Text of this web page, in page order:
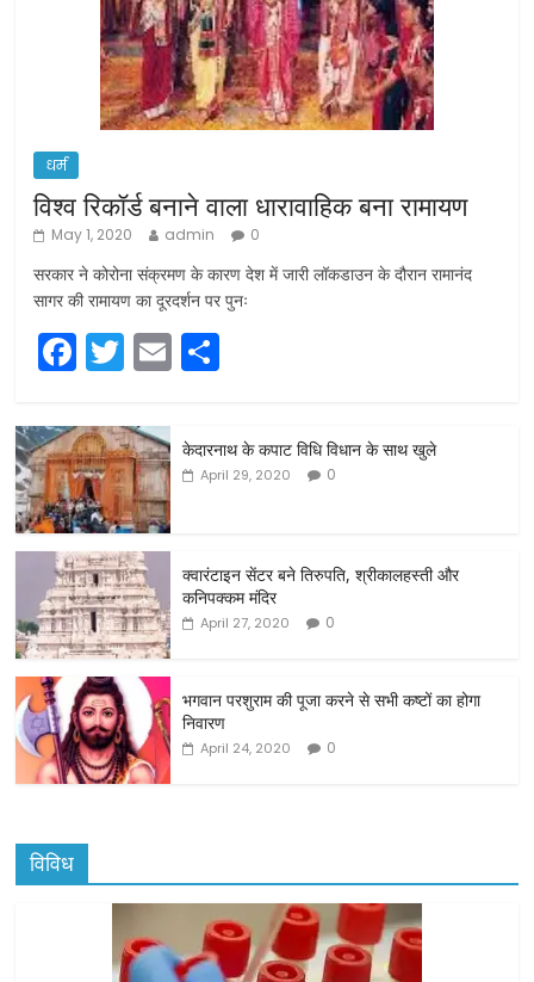
धर्म
विश्व रिकॉर्ड बनाने वाला धारावाहिक बना रामायण
May 1, 2020 admin 0
सरकार ने कोरोना संक्रमण के कारण देश में जारी लॉकडाउन के दौरान रामानंद
सागर की रामायण का दूरदर्शन पर पुनः
F
c
e
b
o
o
k
T
itt
er
E
ai ar
e
केदारनाथ के कपाट विधि विधान के साथ खुले
April 29, 2020 0
क्वारंटाइन सेंटर बने तिरुपति, श्रीकालहस्ती और
कनिपक्कम मंदिर
April 27, 2020 0
भगवान परशुराम की पूजा करने से सभी कष्टों का होगा
निवारण
April 24, 2020 0
विविध